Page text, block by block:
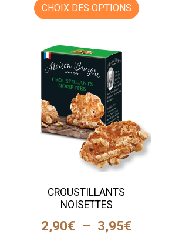
CHOIX DES OPTIONS
CROUSTILLANTS
NOISETTES
2,90€ – 3,95€